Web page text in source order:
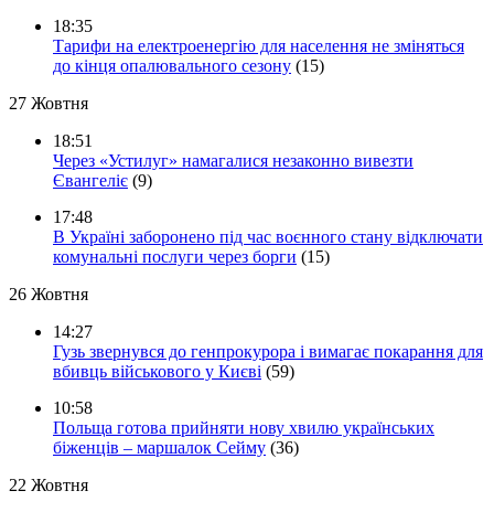
18:35
Тарифи на електроенергію для населення не зміняться
до кінця опалювального сезону (15)
27 Жовтня
18:51
Через «Устилуг» намагалися незаконно вивезти
Євангеліє (9)
17:48
В Україні заборонено під час воєнного стану відключати
комунальні послуги через борги (15)
26 Жовтня
14:27
Гузь звернувся до генпрокурора і вимагає покарання для
вбивць військового у Києві (59)
10:58
Польща готова прийняти нову хвилю українських
біженців – маршалок Сейму (36)
22 Жовтня